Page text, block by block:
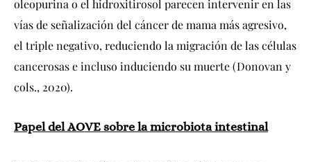
oleopurina o el hidroxitirosol parecen intervenir en las
vías de señalización del cáncer de mama más agresivo,
el triple negativo, reduciendo la migración de las células
cancerosas e incluso induciendo su muerte (Donovan y
cols., 2020).
Papel del AOVE sobre la microbiota intestinal